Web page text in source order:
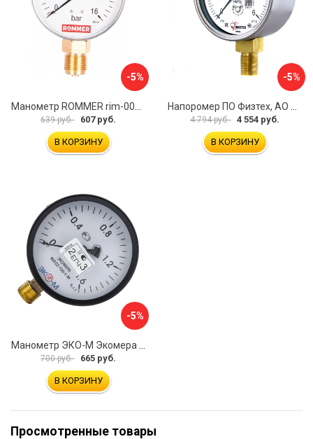
-5%
639 руб. 607 руб.
В КОРЗИНУ
-5%
4 794 руб. 4 554 руб.
В КОРЗИНУ
-5%
700 руб. 665 руб.
В КОРЗИНУ
Просмотренные товары